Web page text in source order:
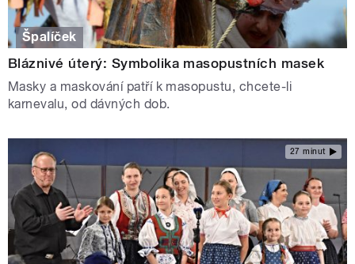
Špalíček
Bláznivé úterý: Symbolika masopustních masek
Masky a maskování patří k masopustu, chcete-li
karnevalu, od dávných dob.
27 minut